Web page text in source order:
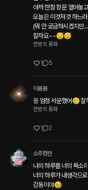
아까 한참 창문 열어놓
오늘은 이것저것 하느
(뭐 안 궁금하시겠지만
잘자요~~😴😴
한밤의 통화
1 5
이봄봄
응 엄청 서운했어🥲 잘
한밤의 통화
1 2
소주한잔
나의 하루를 너의 목소
너의 하루가 내생각으
감동이야🥹